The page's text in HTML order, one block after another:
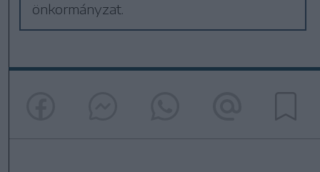
önkormányzat.